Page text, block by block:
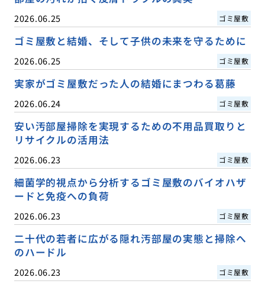
2026.06.25 ゴミ屋敷
ゴミ屋敷と結婚、そして子供の未来を守るために
2026.06.25 ゴミ屋敷
実家がゴミ屋敷だった人の結婚にまつわる葛藤
2026.06.24 ゴミ屋敷
安い汚部屋掃除を実現するための不用品買取りと
リサイクルの活用法
2026.06.23 ゴミ屋敷
細菌学的視点から分析するゴミ屋敷のバイオハザ
ードと免疫への負荷
2026.06.23 ゴミ屋敷
二十代の若者に広がる隠れ汚部屋の実態と掃除へ
のハードル
2026.06.23 ゴミ屋敷